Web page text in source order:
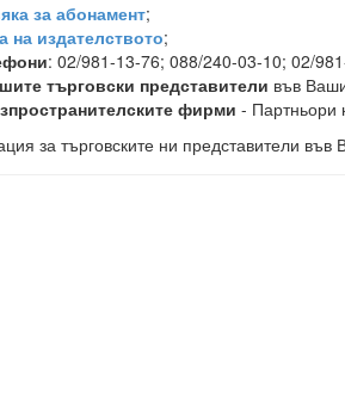
за абонамент;
на издателството;
: 02/981-13-76; 088/240-03-10; 02/
търговски представители във
фирми - Партньори
за търговските ни представители